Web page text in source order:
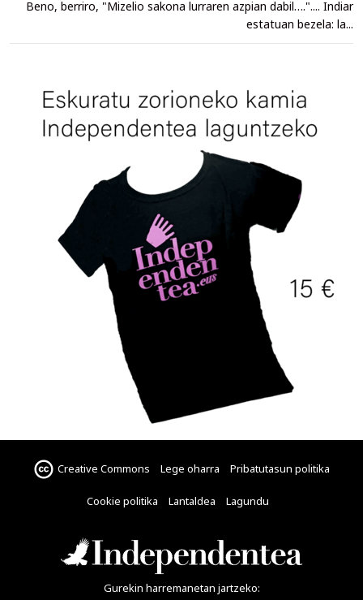
Beno, berriro, "Mizelio sakona lurraren azpian dabil….".... Indiar
estatuan bezela: la...
Creative Commons Lege oharra Pribatutasun politika
Cookie politika Lantaldea Lagundu
Gurekin harremanetan jartzeko: